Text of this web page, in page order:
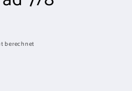
berechnet